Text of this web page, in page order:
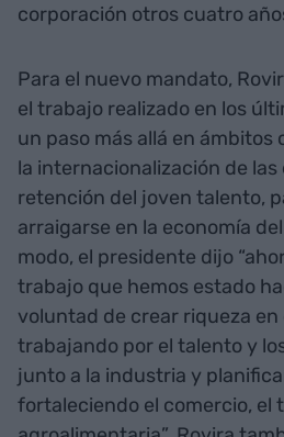
corporación otros cuatro
Para el nuevo mandato,
el trabajo realizado en los
un paso más allá en ámbitos
la internacionalización de las
retención del joven talento,
arraigarse en la economía
modo, el presidente dijo
trabajo que hemos estado
voluntad de crear riqueza
trabajando por el talento y
junto a la industria y
fortaleciendo el comercio, el